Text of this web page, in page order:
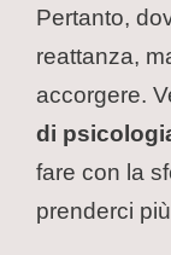
Pertanto,
reattanza,
accorgere.
di
fare con la
prenderci